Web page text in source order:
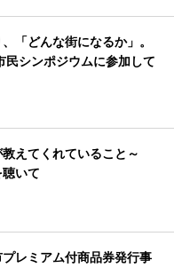
「どんな街になるか」。
民シンポジウムに参加して
えてくれていること～
いて
プレミアム付商品券発行事